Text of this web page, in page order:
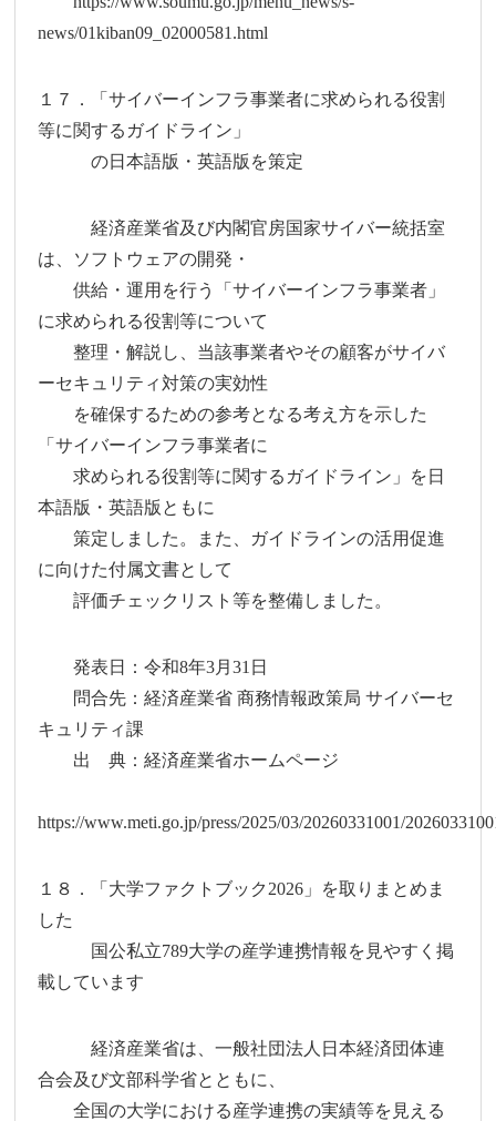
news/01kiban09_02000581.html
１７．「サイバーインフラ事業者に求められる役割
等に関するガイドライン」
の日本語版・英語版を策定
経済産業省及び内閣官房国家サイバー統括室
は、ソフトウェアの開発・
供給・運用を行う「サイバーインフラ事業者」
に求められる役割等について
整理・解説し、当該事業者やその顧客がサイバ
ーセキュリティ対策の実効性
を確保するための参考となる考え方を示した
「サイバーインフラ事業者に
求められる役割等に関するガイドライン」を日
本語版・英語版ともに
策定しました。また、ガイドラインの活用促進
に向けた付属文書として
評価チェックリスト等を整備しました。
発表日：令和8年3月31日
問合先：経済産業省 商務情報政策局 サイバーセ
キュリティ課
出 典：経済産業省ホームページ
https://www.meti.go.jp/press/2025/03/20260331001/
１８．「大学ファクトブック2026」を取りまとめま
した
国公私立789大学の産学連携情報を見やすく掲
載しています
経済産業省は、一般社団法人日本経済団体連
合会及び文部科学省とともに、
全国の大学における産学連携の実績等を見える